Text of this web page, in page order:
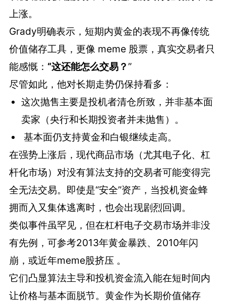
上涨。
Grady明确表示，短期内黄金的表现不再像传统
价值储存工具，更像 meme 股票，真实交易者只
能感慨： “这还能怎么交易？”
尽管如此，他对长期走势仍保持看多：
这次抛售主要是投机者清仓所致，并非基本面
卖家（央行和长期投资者并未抛售）。
基本面仍支持黄金和白银继续走高。
在强势上涨后，现代商品市场（尤其电子化、杠
杆化市场）对没有算法支持的交易者可能变得完
全无法交易。即使是“安全”资产，当投机资金蜂
拥而入又集体逃离时，也会出现剧烈回调。
类似事件虽罕见，但在杠杆电子交易市场并非没
有先例，可参考2013年黄金暴跌、2010年闪
崩，或近年meme股挤压 。
它们凸显算法主导和投机资金流入能在短时间内
让价格与基本面脱节。黄金作为长期价值储存